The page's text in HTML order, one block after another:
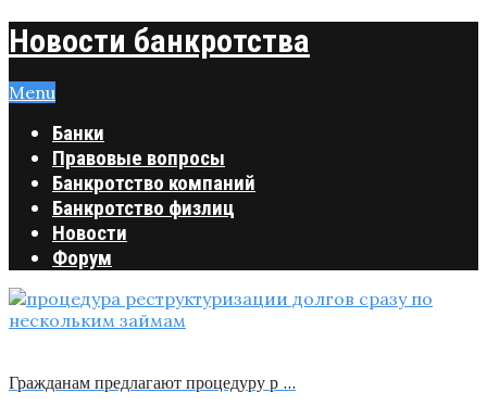
Новости банкротства
Menu
Банки
Правовые вопросы
Банкротство компаний
Банкротство физлиц
Новости
Форум
Гражданам предлагают процедуру р …